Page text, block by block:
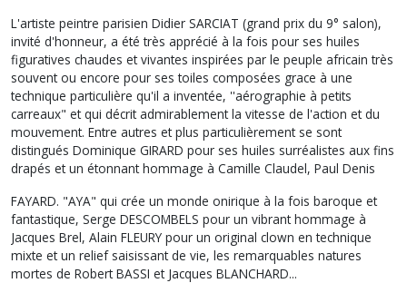
L'artiste peintre parisien Didier SARCIAT (grand prix du 9° salon),
invité d'honneur, a été très apprécié à la fois pour ses huiles
figuratives chaudes et vivantes inspirées par le peuple africain très
souvent ou encore pour ses toiles composées grace à une
technique particulière qu'il a inventée, ''aérographie à petits
carreaux" et qui décrit admirablement la vitesse de l'action et du
mouvement. Entre autres et plus particulièrement se sont
distingués Dominique GIRARD pour ses huiles surréalistes aux fins
drapés et un étonnant hommage à Camille Claudel, Paul Denis
FAYARD. "AYA" qui crée un monde onirique à la fois baroque et
fantastique, Serge DESCOMBELS pour un vibrant hommage à
Jacques Brel, Alain FLEURY pour un original clown en technique
mixte et un relief saisissant de vie, les remarquables natures
mortes de Robert BASSI et Jacques BLANCHARD...